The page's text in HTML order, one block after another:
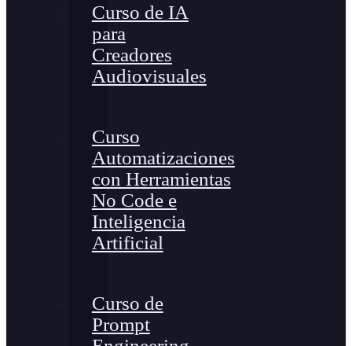
Curso de IA
para
Creadores
Audiovisuales
Curso
Automatizaciones
con Herramientas
No Code e
Inteligencia
Artificial
Curso de
Prompt